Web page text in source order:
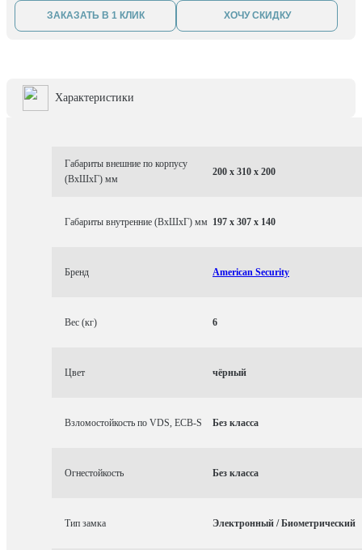
ЗАКАЗАТЬ В 1 КЛИК ХОЧУ СКИДКУ
Характеристики
Габариты внешние по корпусу
(ВхШхГ) мм
200 x 310 x 200
Габариты внутренние (ВхШхГ) мм 197 x 307 x 140
Бренд American Security
Вес (кг) 6
Цвет чёрный
Взломостойкость по VDS, ECB-S Без класса
Огнестойкость Без класса
Тип замка Электронный / Биометрический